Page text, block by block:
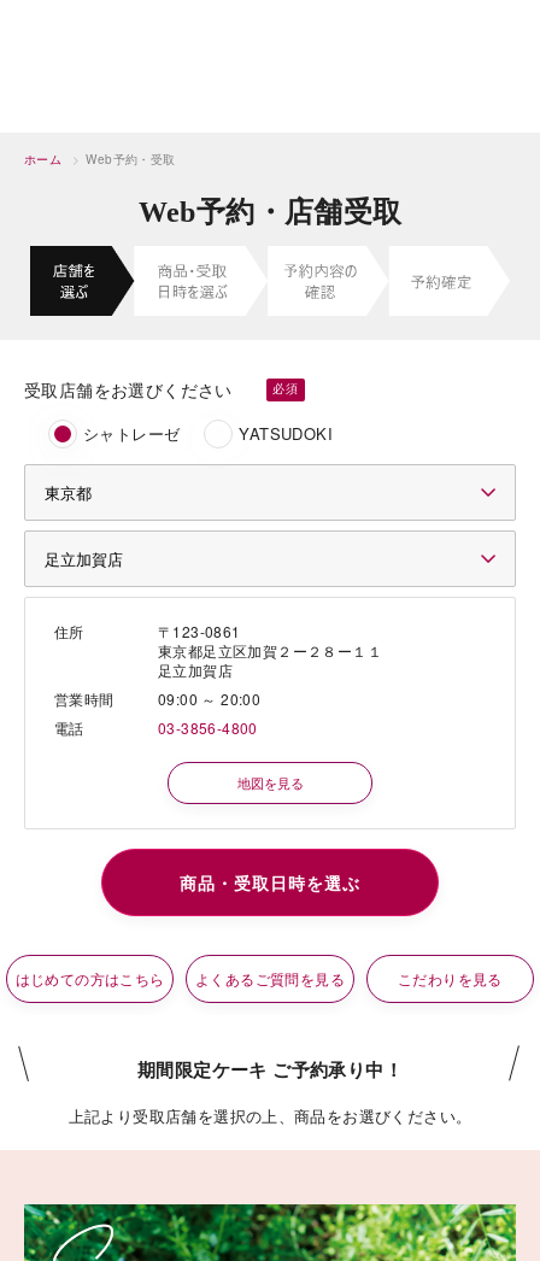
ホーム > Web予約・受取
Web予約・店舗受取
受取店舗をお選びください
シャトレーゼ YATSUDOKI
住所
〒123-0861
東京都足立区加賀２ー２８ー１１
足立加賀店
営業時間
09:00 ～ 20:00
電話
03-3856-4800
地図を見る
はじめての方はこちら よくあるご質問を見る こだわりを見る
期間限定ケーキ ご予約承り中！
上記より受取店舗を選択の上、商品をお選びください。